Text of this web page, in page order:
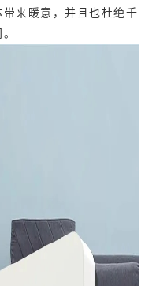
来暖意，并且也杜绝千